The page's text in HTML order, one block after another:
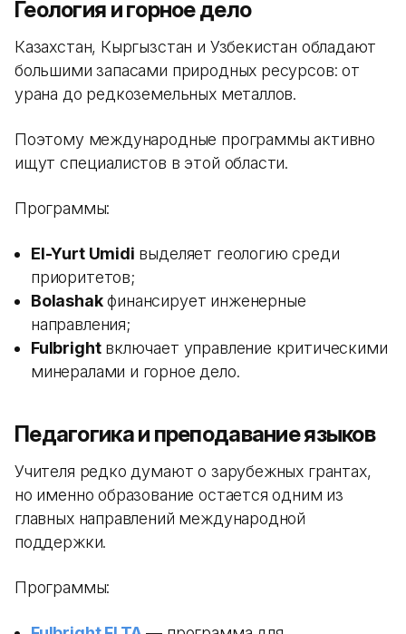
Геология и горное дело
Казахстан, Кыргызстан и Узбекистан обладают
большими запасами природных ресурсов: от
урана до редкоземельных металлов.
Поэтому международные программы активно
ищут специалистов в этой области.
Программы:
El-Yurt Umidi выделяет геологию среди
приоритетов;
Bolashakфинансирует инженерные
направления;
Fulbrightвключает управление критическими
минералами и горное дело.
Педагогика и преподавание языков
Учителя редко думают о зарубежных грантах,
но именно образование остается одним из
главных направлений международной
поддержки.
Программы: